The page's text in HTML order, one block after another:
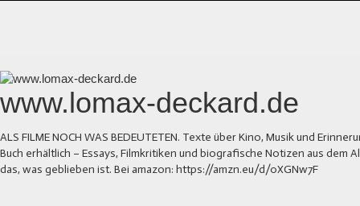
www.lomax-deckard.de
ALS FILME NOCH WAS BEDEUTETEN. Texte über Kino, Musik und
Buch erhältlich – Essays, Filmkritiken und biografische Notizen aus dem
das, was geblieben ist. Bei amazon: https://amzn.eu/d/0XGNw7F